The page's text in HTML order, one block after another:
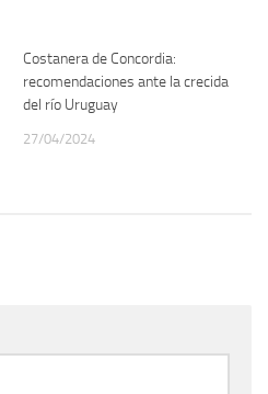
Costanera de Concordia:
recomendaciones ante la crecida
del río Uruguay
27/04/2024